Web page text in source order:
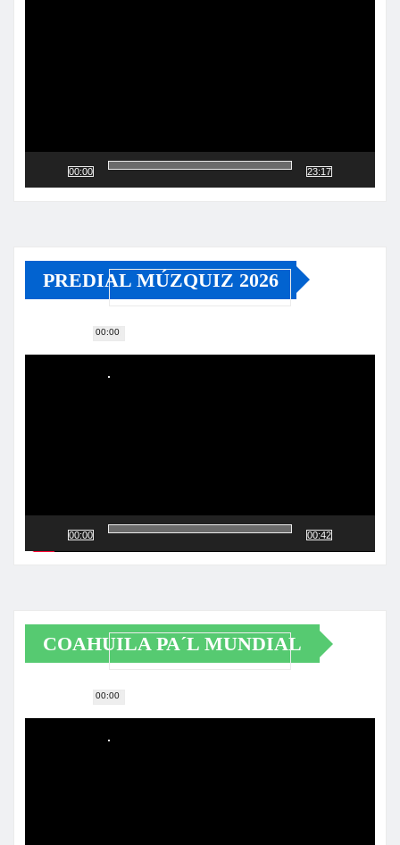
00:00
00:00
23:17
PREDIAL MÚZQUIZ 2026
Reproductor
00:00
00:00
00:42
COAHUILA PA´L MUNDIAL
Reproductor